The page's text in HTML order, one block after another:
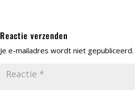
Reactie verzenden
Je e-mailadres wordt niet gepubliceerd.